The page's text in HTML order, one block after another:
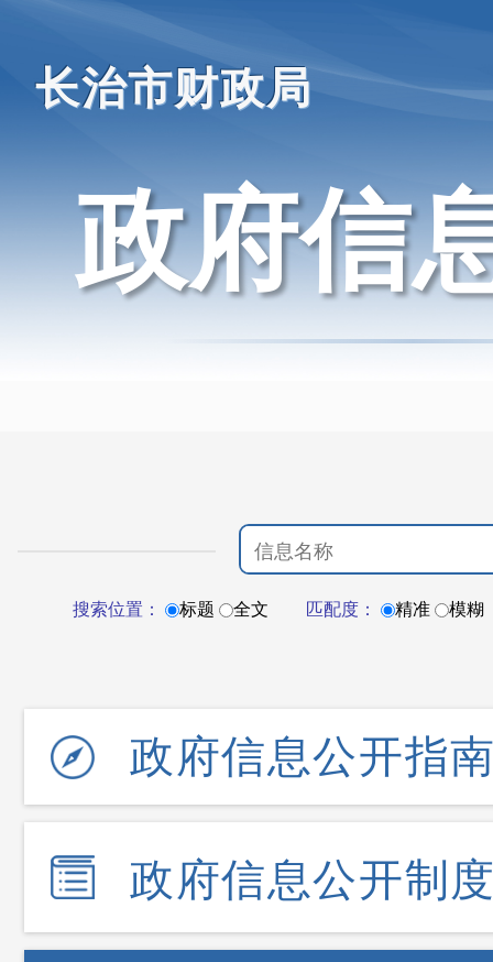
长治市财政局
政府信
搜索位置： 标题 全文 匹配度： 精准 模糊
政府信息公开指
政府信息公开制